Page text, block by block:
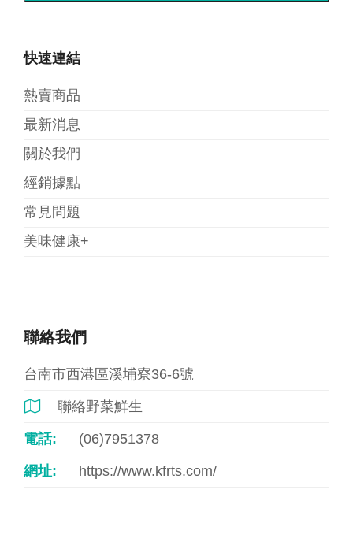
快速連結
熱賣商品
最新消息
關於我們
經銷據點
常見問題
美味健康+
聯絡我們
台南市西港區溪埔寮36-6號
 聯絡野菜鮮生
電話: (06)7951378
網址: https://www.kfrts.com/